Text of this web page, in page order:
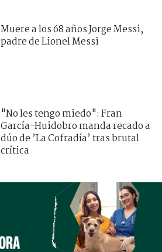
Muere a los 68 años Jorge Messi,
padre de Lionel Messi
"No les tengo miedo": Fran
García-Huidobro manda recado a
dúo de ’La Cofradía’ tras brutal
crítica